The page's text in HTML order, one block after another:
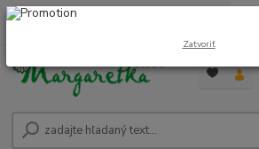
0948 236 042
Zatvoriť